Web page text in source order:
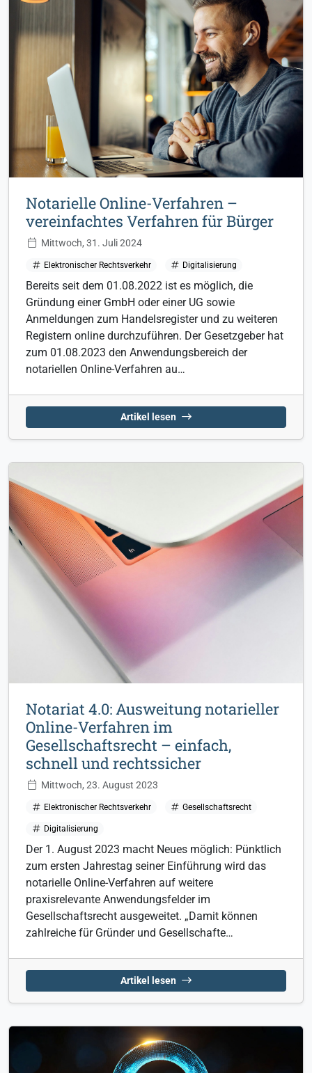
Notarielle Online-Verfahren –
vereinfachtes Verfahren für Bürger
Mittwoch, 31. Juli 2024
Elektronischer Rechtsverkehr Digitalisierung
Bereits seit dem 01.08.2022 ist es möglich, die
Gründung einer GmbH oder einer UG sowie
Anmeldungen zum Handelsregister und zu weiteren
Registern online durchzuführen. Der Gesetzgeber hat
zum 01.08.2023 den Anwendungsbereich der
notariellen Online-Verfahren au…
Artikel lesen
Notariat 4.0: Ausweitung notarieller
Online-Verfahren im
Gesellschaftsrecht – einfach,
schnell und rechtssicher
Mittwoch, 23. August 2023
Elektronischer Rechtsverkehr Gesellschaftsrecht
Digitalisierung
Der 1. August 2023 macht Neues möglich: Pünktlich
zum ersten Jahrestag seiner Einführung wird das
notarielle Online-Verfahren auf weitere
praxisrelevante Anwendungsfelder im
Gesellschaftsrecht ausgeweitet. „Damit können
zahlreiche für Gründer und Gesellschafte…
Artikel lesen